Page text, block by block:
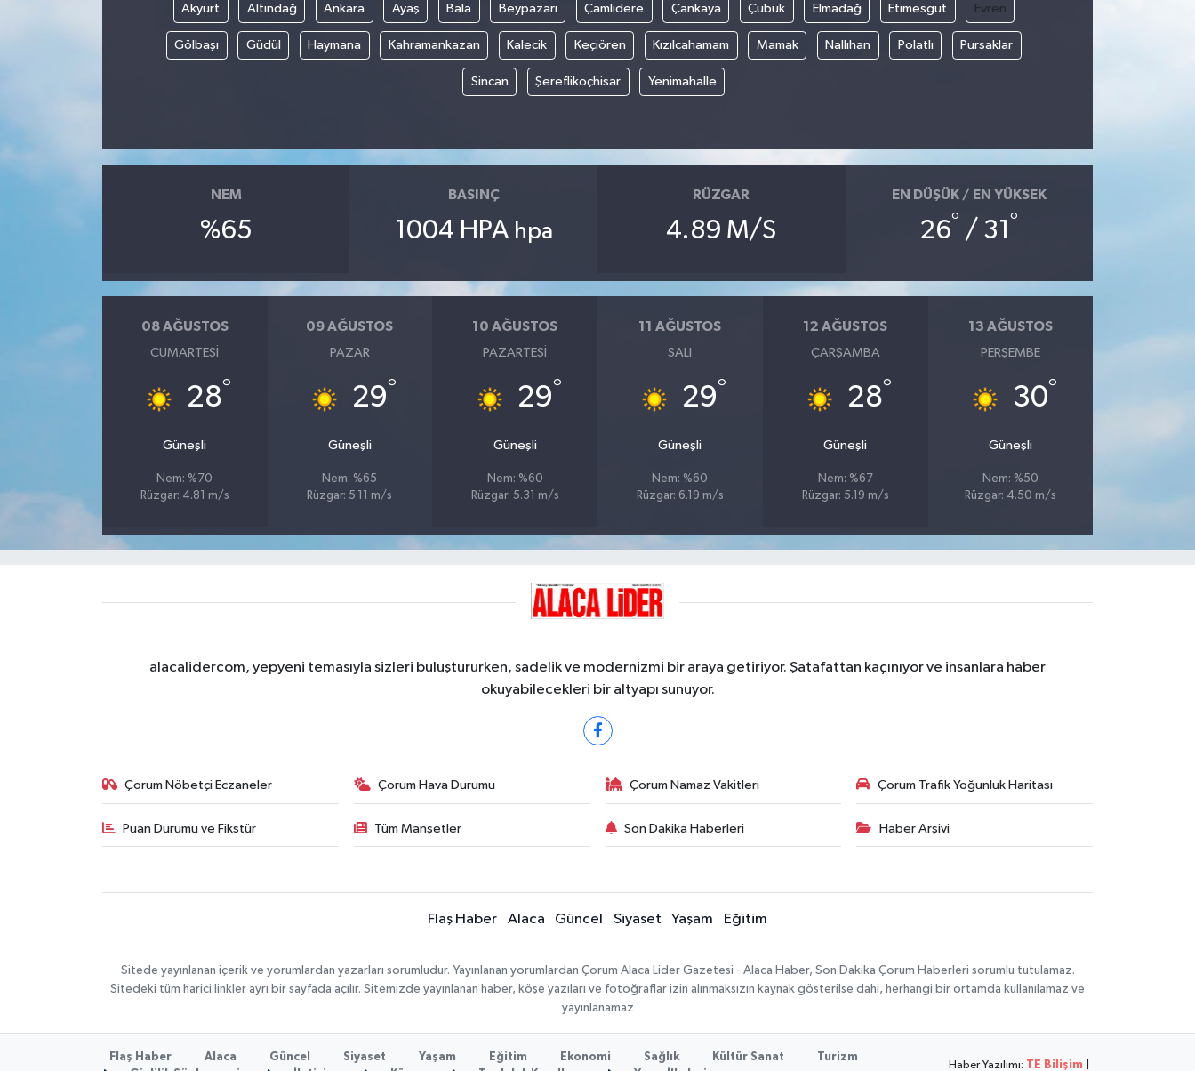
Akyurt Altındağ Ankara Ayaş Bala Beypazarı Çamlıdere Çankaya Çubuk Elmadağ Etimesgut Evren
Gölbaşı Güdül Haymana Kahramankazan Kalecik Keçiören Kızılcahamam Mamak Nallıhan Polatlı Pursaklar
Sincan Şereflikoçhisar Yenimahalle
NEM
%65
BASINÇ
1004 HPA hpa
RÜZGAR
4.89 M/S
EN DÜŞÜK / EN YÜKSEK
26° / 31 °
08 AĞUSTOS
CUMARTESI
28°
Güneşli
Nem: %70
Rüzgar: 4.81 m/s
09 AĞUSTOS
PAZAR
29°
Güneşli
Nem: %65
Rüzgar: 5.11 m/s
10 AĞUSTOS
PAZARTESI
29°
Güneşli
Nem: %60
Rüzgar: 5.31 m/s
11 AĞUSTOS
SALI
29°
Güneşli
Nem: %60
Rüzgar: 6.19 m/s
12 AĞUSTOS
ÇARŞAMBA
28°
Güneşli
Nem: %67
Rüzgar: 5.19 m/s
13 AĞUSTOS
PERŞEMBE
30°
Güneşli
Nem: %50
Rüzgar: 4.50 m/s
alacalidercom, yepyeni temasıyla sizleri buluştururken, sadelik ve modernizmi bir araya getiriyor. Şatafattan kaçınıyor ve insanlara haber
okuyabilecekleri bir altyapı sunuyor.
Çorum Nöbetçi Eczaneler Çorum Hava Durumu Çorum Namaz Vakitleri Çorum Trafik Yoğunluk Haritası
Puan Durumu ve Fikstür Tüm Manşetler Son Dakika Haberleri Haber Arşivi
Flaş Haber Alaca Güncel Siyaset Yaşam Eğitim
Sitede yayınlanan içerik ve yorumlardan yazarları sorumludur. Yayınlanan yorumlardan Çorum Alaca Lider Gazetesi - Alaca Haber, Son Dakika Çorum Haberleri sorumlu tutulamaz.
Sitedeki tüm harici linkler ayrı bir sayfada açılır. Sitemizde yayınlanan haber, köşe yazıları ve fotoğraflar izin alınmaksızın kaynak gösterilse dahi, herhangi bir ortamda kullanılamaz ve
yayınlanamaz
Flaş Haber Alaca Güncel Siyaset Yaşam Eğitim Ekonomi Sağlık Kültür Sanat
Turizm
Haber Yazılımı: TE Bilişim